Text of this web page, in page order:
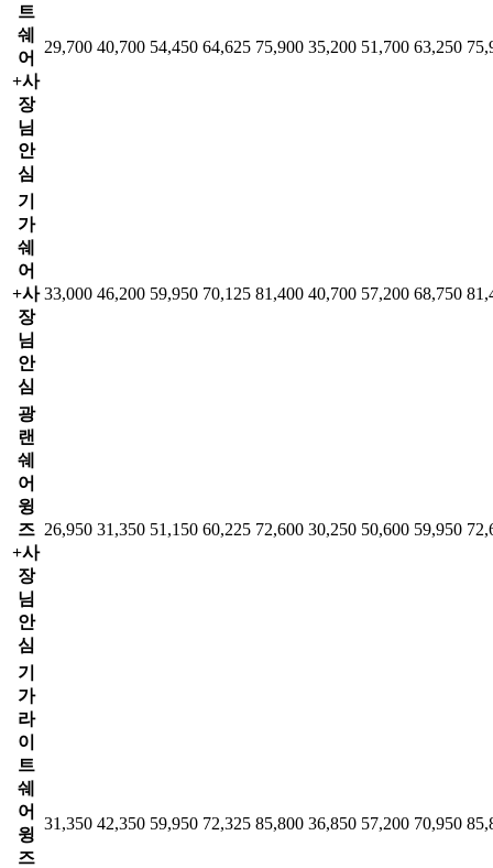
트
쉐
어
+사
장
님
안
심
29,700 40,700 54,450 64,625 75,900 35,200 51,700 63,250
기
가
쉐
어
+사
장
님
안
심
33,000 46,200 59,950 70,125 81,400 40,700 57,200 68,750
광
랜
쉐
어
윙
즈
+사
장
님
안
심
26,950 31,350 51,150 60,225 72,600 30,250 50,600 59,950
기
가
라
이
트
쉐
어
윙
즈
31,350 42,350 59,950 72,325 85,800 36,850 57,200 70,950